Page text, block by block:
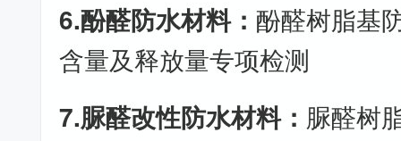
6.酚醛防水材料：酚醛树脂基
含量及释放量专项检测
7.脲醛改性防水材料： 脲醛树